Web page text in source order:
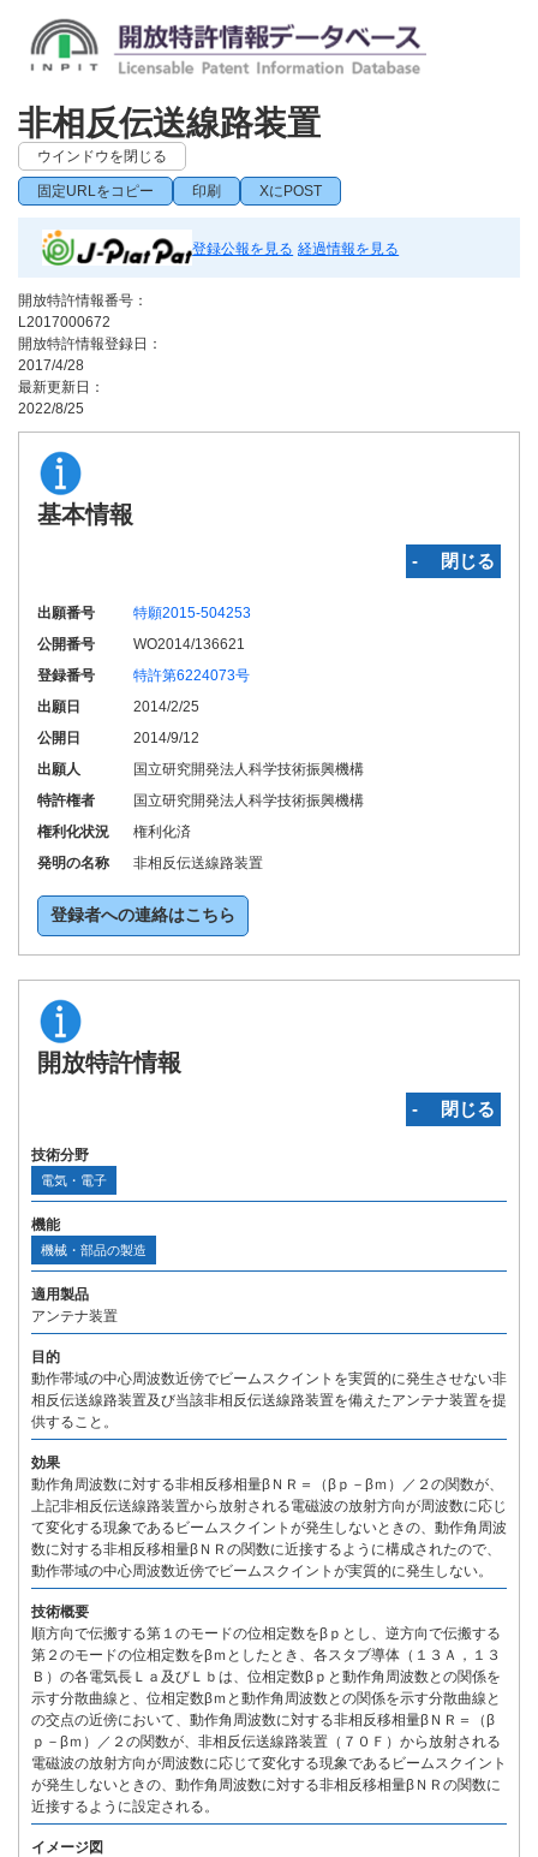
非相反伝送線路装置
ウインドウを閉じる
固定URLをコピー 印刷 XにPOST
登録公報を見る 経過情報を見る
開放特許情報番号：
L2017000672
開放特許情報登録日：
2017/4/28
最新更新日：
2022/8/25
基本情報
‐ 閉じる
出願番号
特願2015-504253
公開番号
WO2014/136621
登録番号
特許第6224073号
出願日
2014/2/25
公開日
2014/9/12
出願人
国立研究開発法人科学技術振興機構
特許権者
国立研究開発法人科学技術振興機構
権利化状況
権利化済
発明の名称
非相反伝送線路装置
登録者への連絡はこちら
開放特許情報
‐ 閉じる
技術分野
電気・電子
機能
機械・部品の製造
適用製品
アンテナ装置
目的
動作帯域の中心周波数近傍でビームスクイントを実質的に発生させない非
相反伝送線路装置及び当該非相反伝送線路装置を備えたアンテナ装置を提
供すること。
効果
動作角周波数に対する非相反移相量βＮＲ＝（βｐ－βｍ）／２の関数が、
上記非相反伝送線路装置から放射される電磁波の放射方向が周波数に応じ
て変化する現象であるビームスクイントが発生しないときの、動作角周波
数に対する非相反移相量βＮＲの関数に近接するように構成されたので、
動作帯域の中心周波数近傍でビームスクイントが実質的に発生しない。
技術概要
順方向で伝搬する第１のモードの位相定数をβｐとし、逆方向で伝搬する
第２のモードの位相定数をβｍとしたとき、各スタブ導体（１３Ａ，１３
Ｂ）の各電気長Ｌａ及びＬｂは、位相定数βｐと動作角周波数との関係を
示す分散曲線と、位相定数βｍと動作角周波数との関係を示す分散曲線と
の交点の近傍において、動作角周波数に対する非相反移相量βＮＲ＝（β
ｐ－βｍ）／２の関数が、非相反伝送線路装置（７０Ｆ）から放射される
電磁波の放射方向が周波数に応じて変化する現象であるビームスクイント
が発生しないときの、動作角周波数に対する非相反移相量βＮＲの関数に
近接するように設定される。
イメージ図